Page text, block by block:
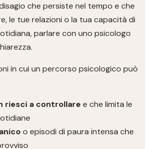
che persiste nel tempo e che
le tue relazioni o la tua capacità di
parlare con uno psicologo
in cui un percorso psicologico può
riesci a controllare e che limita le
o episodi di paura intensa che